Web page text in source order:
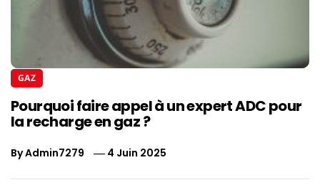
GAZ
Pourquoi faire appel à un expert ADC pour
la recharge en gaz ?
ByAdmin7279 4 Juin 2025